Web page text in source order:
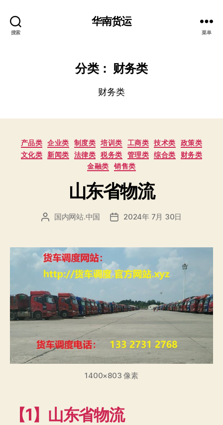
搜索
华南货运
菜单
分类： 财务类
财务类
分
类
产品类 企业类 制度类 培训类 工商类 技术类
政策类
文化类
新闻类 法律类 税务类 管理类 综合类
财务类
金融类
销售类
山东省物流
文
者
国内网站.中国
发
期
2024年 7月 30日
1400×803 像素
【1】山东省物流